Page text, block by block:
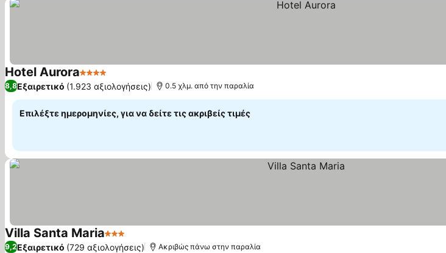
Hotel Aurora4 Αστέρια
8,8Εξαιρετικό (1.923 αξιολογήσεις) 0.5 χλμ. από την παραλία
Επιλέξτε ημερομηνίες, για να δείτε τις ακριβείς τιμές
Villa Santa Maria3 Αστέρια
9,2Εξαιρετικό (729 αξιολογήσεις) Ακριβώς πάνω στην παραλία